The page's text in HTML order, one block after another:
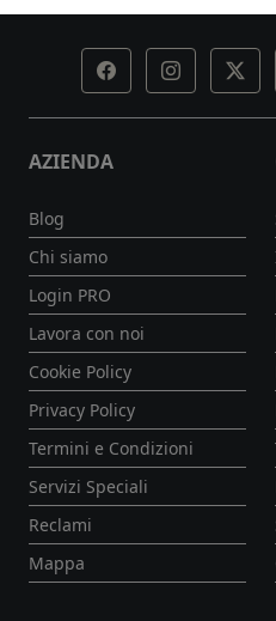
AZIENDA
Blog
Chi siamo
Login PRO
Lavora con noi
Cookie Policy
Privacy Policy
Termini e Condizioni
Servizi Speciali
Reclami
Mappa